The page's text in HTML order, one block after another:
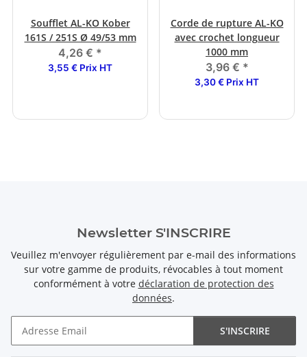
Soufflet AL-KO Kober
161S / 251S Ø 49/53 mm
4,26 € *
3,55 € Prix HT
Corde de rupture AL-KO
avec crochet longueur
1000 mm
3,96 € *
3,30 € Prix HT
Newsletter S'INSCRIRE
Veuillez m'envoyer régulièrement par e-mail des informations
sur votre gamme de produits, révocables à tout moment
conformément à votre déclaration de protection des
données.
S'INSCRIRE